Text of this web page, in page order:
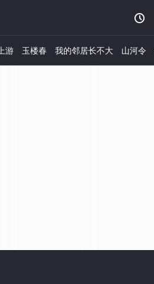

上游 玉楼春 我的邻居长不大 山河令